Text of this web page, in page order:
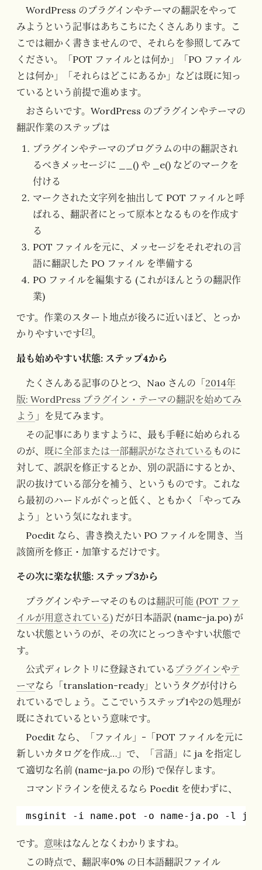
WordPress のプラグインやテーマの翻訳をやって
みようという記事はあちこちにたくさんあります。こ
こでは細かく書きませんので、それらを参照してみて
ください。「POT ファイルとは何か」「PO ファイル
とは何か」「それらはどこにあるか」などは既に知っ
ているという前提で進めます。
おさらいです。WordPress のプラグインやテーマの
翻訳作業のステップは
プラグインやテーマのプログラムの中の翻訳され
るべきメッセージに __() や _e() などのマークを
付ける
マークされた文字列を抽出して POT ファイルと呼
ばれる、翻訳者にとって原本となるものを作成す
る
POT ファイルを元に、メッセージをそれぞれの言
語に翻訳した PO ファイル を準備する
PO ファイルを編集する (これがほんとうの翻訳作
業)
です。作業のスタート地点が後ろに近いほど、とっか
かりやすいです[2]。
最も始めやすい状態: ステップ4から
たくさんある記事のひとつ、Nao さんの「2014年
版: WordPress プラグイン・テーマの翻訳を始めてみ
よう 」を見てみます。
その記事にありますように、最も手軽に始められる
のが、 既に全部または一部翻訳がなされている ものに
対して、誤訳を修正するとか、別の訳語にするとか、
訳の抜けている部分を補う、というものです。これな
ら最初のハードルがぐっと低く、ともかく「やってみ
よう」という気になれます。
Poedit なら、書き換えたい PO ファイルを開き、当
該箇所を修正・加筆するだけです。
その次に楽な状態: ステップ3から
プラグインやテーマそのものは翻訳可能 (POT ファ
イルが用意されている) だが日本語訳 (name-ja.po) が
ない状態というのが、その次にとっつきやすい状態で
す。
公式ディレクトリに登録されている プラグインやテ
ーマなら「translation-ready」というタグが付けら
れているでしょう。ここでいうステップ1や2の処理が
既にされているという意味です。
Poedit なら、「ファイル」-「POT ファイルを元に
新しいカタログを作成…」で、「言語」に ja を指定し
て適切な名前 (name-ja.po の形) で保存します。
コマンドラインを使えるなら Poedit を使わずに、
msginit -i name.pot -o name-ja.po -l ja
です。 意味はなんとなくわかりますね。
この時点で、翻訳率0% の日本語翻訳ファイル